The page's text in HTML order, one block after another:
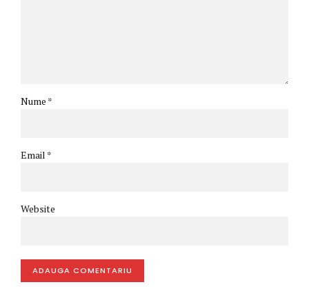
Nume *
Email *
Website
ADAUGA COMENTARIU